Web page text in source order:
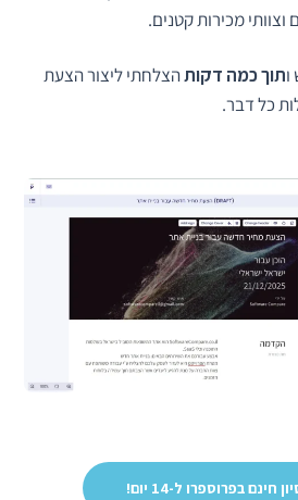
מכירות קטנים.
תוך כמה דקותהצלחתי ליצור הצעת
כל דבר.
חינם בפרוספרו ל-14 יום!